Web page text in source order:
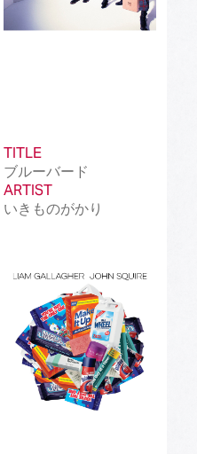
TITLE
ブルーバード
ARTIST
いきものがかり